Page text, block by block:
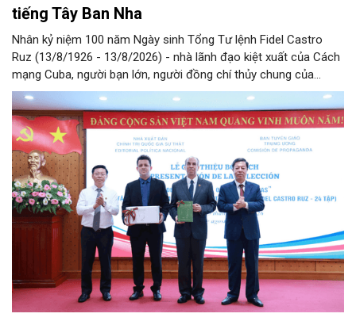
tiếng Tây Ban Nha
Nhân kỷ niệm 100 năm Ngày sinh Tổng Tư lệnh Fidel Castro
Ruz (13/8/1926 - 13/8/2026) - nhà lãnh đạo kiệt xuất của Cách
mạng Cuba, người bạn lớn, người đồng chí thủy chung của
Đảng, Nhà nước và nhân dân Việt Nam, chiều 5/8, tại Hà Nội,
Nhà xuất bản Chính trị quốc gia Sự thật phối hợp với Ban Tuyên
giáo Trung ương tổ chức Lễ giới thiệu bộ sách “Tuyển tập các
tác phẩm chọn lọc của Tổng Tư lệnh Fidel Castro Ruz” gồm 24
tập bằng tiếng Tây Ban Nha.